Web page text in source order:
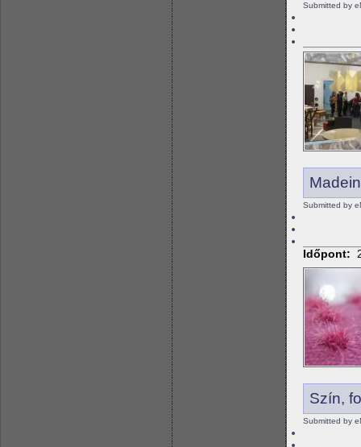
Submitted by
Submitted by
Időpont:
Szín,
Submitted by